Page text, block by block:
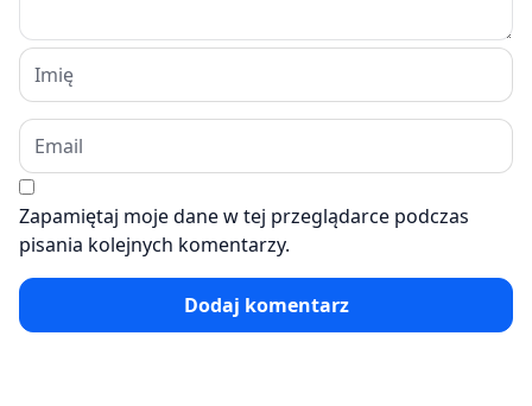
Zapamiętaj moje dane w tej przeglądarce podczas
pisania kolejnych komentarzy.
Dodaj komentarz